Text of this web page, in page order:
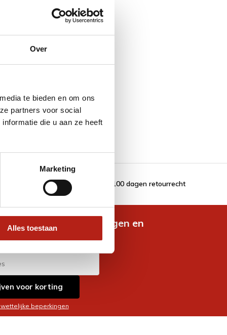
Over
te bieden en om ons
partners voor social
die u aan ze heeft
Marketing
Alles toestaan
100 dagen retourrecht
nieuwste aanbiedingen en
voor korting
beperkingen